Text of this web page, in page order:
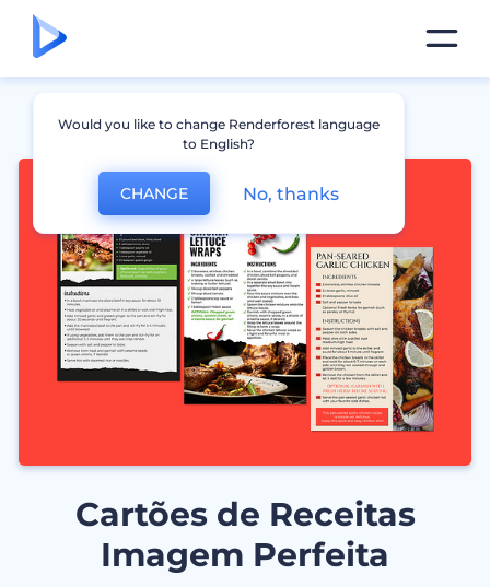
Cartões de Receitas
Imagem Perfeita
Would you like to change Renderforest language
to English?
CHANGE No, thanks